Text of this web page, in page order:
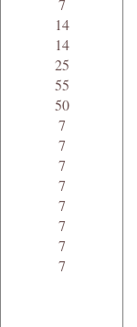
7
14
14
25
55
50
7
7
7
7
7
7
7
7